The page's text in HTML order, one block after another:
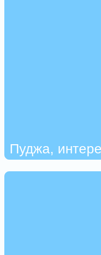
Пуджа,